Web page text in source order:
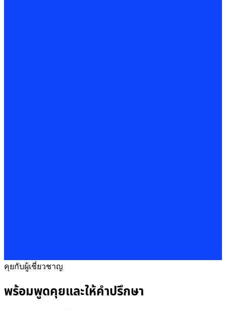
คุยกับผู้เชี่ยวชาญ
พร้อมพูดคุยและให้คำปรึกษา